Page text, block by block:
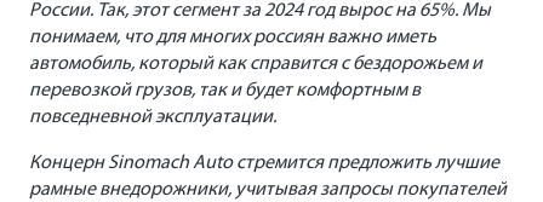
России. Так, этот сегмент за 2024 год вырос на 65%. Мы
понимаем, что для многих россиян важно иметь
автомобиль, который как справится с бездорожьем и
перевозкой грузов, так и будет комфортным в
повседневной эксплуатации.
Концерн Sinomach Auto стремится предложить лучшие
рамные внедорожники, учитывая запросы покупателей